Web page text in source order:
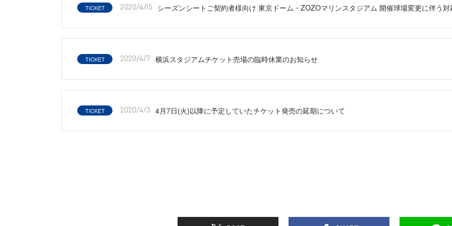
TICKET 2020/4/15 シーズンシートご契約者様向け 東京ドーム・ZOZOマリンスタジアム 開催球場変更に伴う対
TICKET 2020/4/7 横浜スタジアムチケット売場の臨時休業のお知らせ
TICKET 2020/4/3 4月7日(火)以降に予定していたチケット発売の延期について